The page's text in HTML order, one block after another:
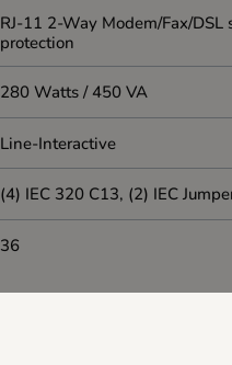
RJ-11 2-Way Modem/Fax/
protection
280 Watts / 450 VA
Line-Interactive
(4) IEC 320 C13, (2) IEC
36